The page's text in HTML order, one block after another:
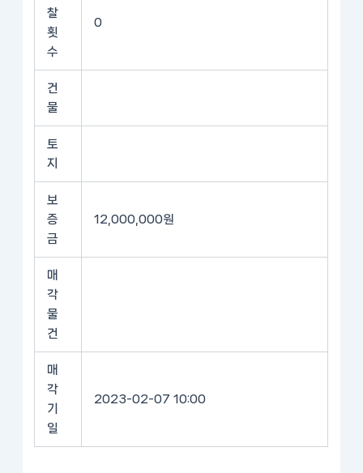
찰
횟
수
0
건
물
토
지
보
증
금
12,000,000원
매
각
물
건
매
각
기
일
2023-02-07 10:00